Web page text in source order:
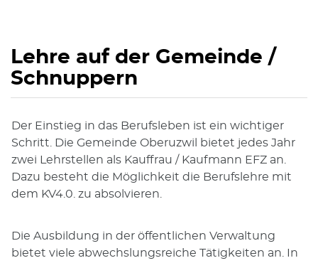
Lehre auf der Gemeinde /
Schnuppern
Der Einstieg in das Berufsleben ist ein wichtiger
Schritt. Die Gemeinde Oberuzwil bietet jedes Jahr
zwei Lehrstellen als Kauffrau / Kaufmann EFZ an.
Dazu besteht die Möglichkeit die Berufslehre mit
dem KV4.0. zu absolvieren.
Die Ausbildung in der öffentlichen Verwaltung
bietet viele abwechslungsreiche Tätigkeiten an. In